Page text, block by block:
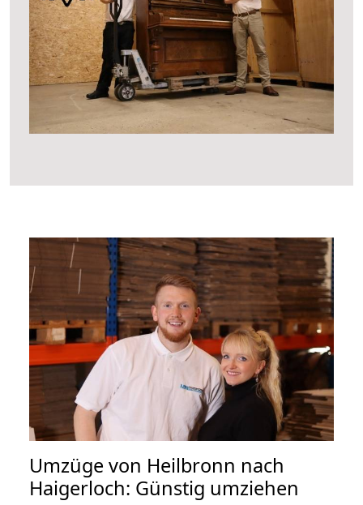
Umzüge von Heilbronn nach
Haigerloch: Günstig umziehen